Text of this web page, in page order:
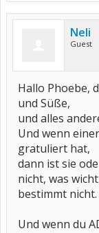
Neli
Guest
Hallo Phoebe,
und Süße,
und alles
Und wenn
gratuliert hat,
dann ist sie
nicht, was
bestimmt nicht.
Und wenn du